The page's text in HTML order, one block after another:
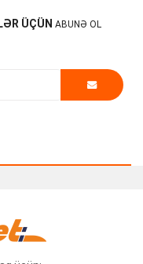
ÜÇÜN ABUNƏ OL